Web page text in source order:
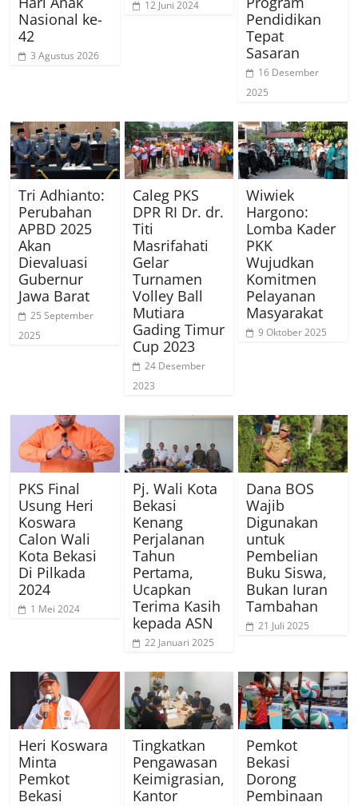
Nasional ke-
42
3 Agustus 2026
12 Juni 2024
Pendidikan
Tepat
Sasaran
16 Desember
2025
Tri Adhianto:
Perubahan
APBD 2025
Akan
Dievaluasi
Gubernur
Jawa Barat
25 September
2025
Caleg PKS
DPR RI Dr. dr.
Titi
Masrifahati
Gelar
Turnamen
Volley Ball
Mutiara
Gading Timur
Cup 2023
24 Desember
2023
Wiwiek
Hargono:
Lomba Kader
PKK
Wujudkan
Komitmen
Pelayanan
Masyarakat
9 Oktober 2025
PKS Final
Usung Heri
Koswara
Calon Wali
Kota Bekasi
Di Pilkada
2024
1 Mei 2024
Pj. Wali Kota
Bekasi
Kenang
Perjalanan
Tahun
Pertama,
Ucapkan
Terima Kasih
kepada ASN
22 Januari 2025
Dana BOS
Wajib
Digunakan
untuk
Pembelian
Buku Siswa,
Bukan Iuran
Tambahan
21 Juli 2025
Heri Koswara
Minta
Pemkot
Bekasi
Tingkatkan
Pengawasan
Keimigrasian,
Kantor
Pemkot
Bekasi
Dorong
Pembinaan